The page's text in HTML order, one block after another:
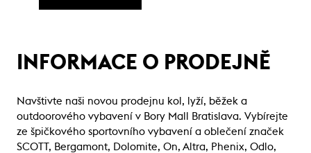
INFORMACE O PRODEJNĚ
Navštivte naši novou prodejnu kol, lyží, běžek a
outdoorového vybavení v Bory Mall Bratislava. Vybírejte
ze špičkového sportovního vybavení a oblečení značek
SCOTT, Bergamont, Dolomite, On, Altra, Phenix, Odlo,